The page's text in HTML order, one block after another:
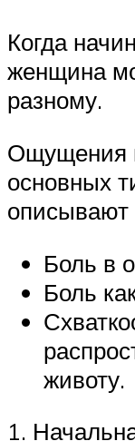
Когда
женщина
разному.
Ощущения
основных
Боль в
Боль
животу.
1.